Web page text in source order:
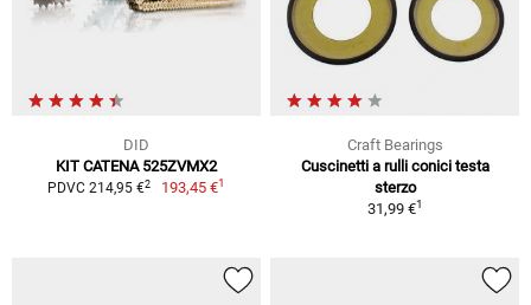
DID
KIT CATENA 525ZVMX2
PDVC 214,95 €2 193,45 €1
Craft Bearings
Cuscinetti a rulli conici testa
sterzo
31,99 €1